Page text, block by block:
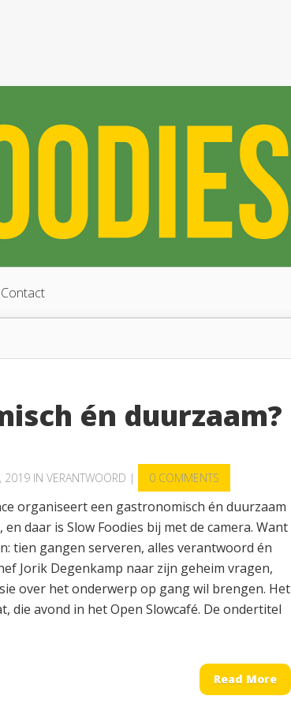
Contact
én duurzaam?
2019 IN VERANTWOORD | 0 COMMENTS
organiseert een gastronomisch én duurzaam
daar is Slow Foodies bij met de camera. Want
tien gangen serveren, alles verantwoord én
Jorik Degenkamp naar zijn geheim vragen,
over het onderwerp op gang wil brengen. Het
die avond in het Open Slowcafé. De ondertitel
Read More